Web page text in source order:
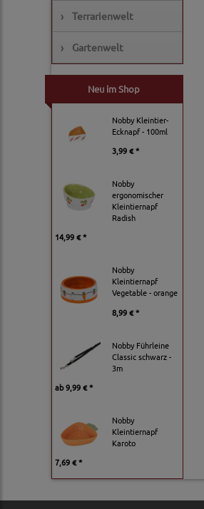
› Terrarienwelt
› Gartenwelt
Neu im Shop
Nobby Kleintier-
Ecknapf - 100ml
3,99 € *
Nobby
ergonomischer
Kleintiernapf
Radish
14,99 € *
Nobby
Kleintiernapf
Vegetable - orange
8,99 € *
Nobby Führleine
Classic schwarz -
3m
ab9,99 € *
Nobby
Kleintiernapf
Karoto
7,69 € *